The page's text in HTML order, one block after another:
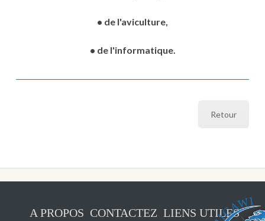
• de l'aviculture,
• de l'informatique.
Retour
A PROPOS CONTACTEZ LIENS UTILES